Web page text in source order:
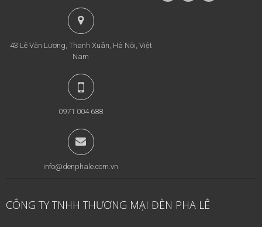
43 Lê Văn Lương, Thanh Xuân, Hà Nội, Việt
Nam
0971 004 688
info@denphale.com.vn
CÔNG TY TNHH THƯƠNG MẠI ĐÈN PHA LÊ